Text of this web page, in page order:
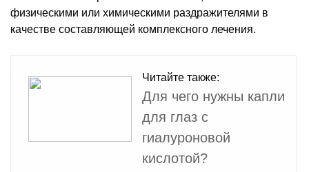
физическими или химическими раздражителями в
качестве составляющей комплексного лечения.
Читайте также:
Для чего нужны капли
для глаз с
гиалуроновой
кислотой?